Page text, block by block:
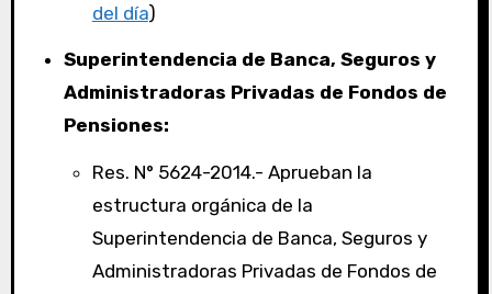
del día)
Superintendencia de Banca, Seguros y
Administradoras Privadas de Fondos de
Pensiones:
Res. N° 5624-2014.- Aprueban la
estructura orgánica de la
Superintendencia de Banca, Seguros y
Administradoras Privadas de Fondos de